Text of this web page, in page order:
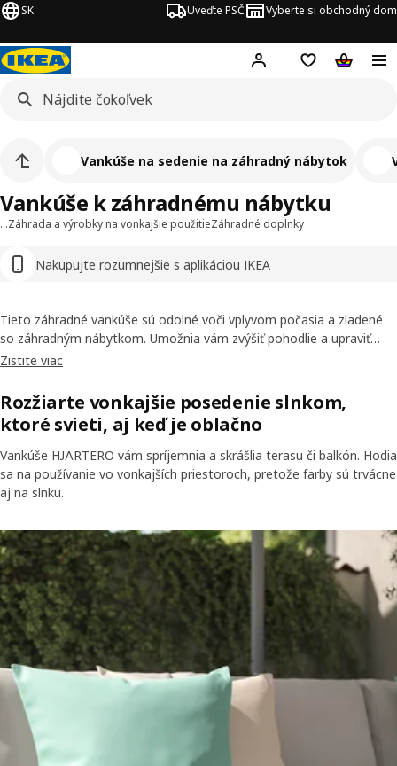
SK Uveďte PSČ Vyberte si obchodný dom
Hej! Prihlásenie
NákupnýNákupný
…Záhrada a výrobky na vonkajšie použitieZáhradné doplnky
Nakupujte rozumnejšie s aplikáciou IKEA
Vankúše k záhradnému nábytku
Vankúše na sedenie na záhradný nábytok
Tieto záhradné vankúše sú odolné voči vplyvom počasia a zladené
so záhradným nábytkom. Umožnia vám zvýšiť pohodlie a upraviť
vzhľad vášho sedenia. Využite ich farby a vzory a úplne zmeňte
dajú prať, vďaka čomu budú vždy svieže.
Zistite viac
Rozžiarte vonkajšie posedenie slnkom,
ktoré svieti, aj keď je oblačno
Vankúše HJÄRTERÖ vám spríjemnia a skrášlia terasu či balkón. Hodia
sa na používanie vo vonkajších priestoroch, pretože farby sú trvácne
aj na slnku.